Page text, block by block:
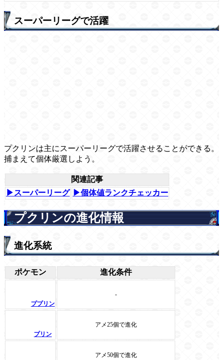
スーパーリーグで活躍
プクリンは主にスーパーリーグで活躍させることができる。
捕まえて個体厳選しよう。
関連記事
▶スーパーリーグ
▶個体値ランクチェッカー
プクリンの進化情報
進化系統
ポケモン 進化条件
ププリン
-
プリン
アメ25個で進化
アメ50個で進化